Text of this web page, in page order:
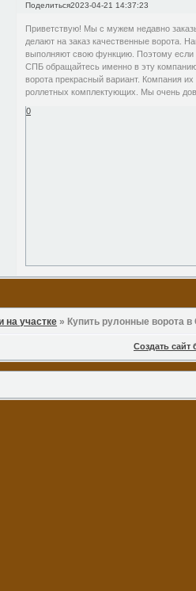
Поделиться2023-04-21 14:37:23
Приветствую! Мы с мужем недавно
делают на заказ качественные ворота.
выполняют свою функцию. Поэтому
СПБ обращайтесь именно в эту
ворота прекрасный вариант. Компания
роллетных комплектующих. Мы очень
0
на участке » Купить рулонные ворота
Создать сайт